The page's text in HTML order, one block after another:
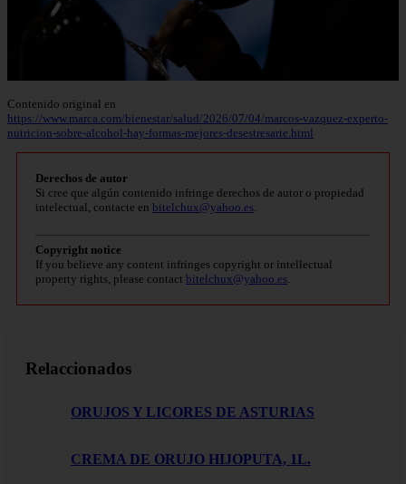
Contenido original en
https://www.marca.com/bienestar/salud/2026/07/04/marcos-vazquez-experto-
nutricion-sobre-alcohol-hay-formas-mejores-desestresarte.html
Derechos de autor
Si cree que algún contenido infringe derechos de autor o propiedad
intelectual, contacte en bitelchux@yahoo.es
Copyright notice
If you believe any content infringes copyright or intellectual
property rights, please contact bitelchux@yahoo.es
Relaccionados
ORUJOS Y LICORES DE ASTURIAS
CREMA DE ORUJO HIJOPUTA, 1L.